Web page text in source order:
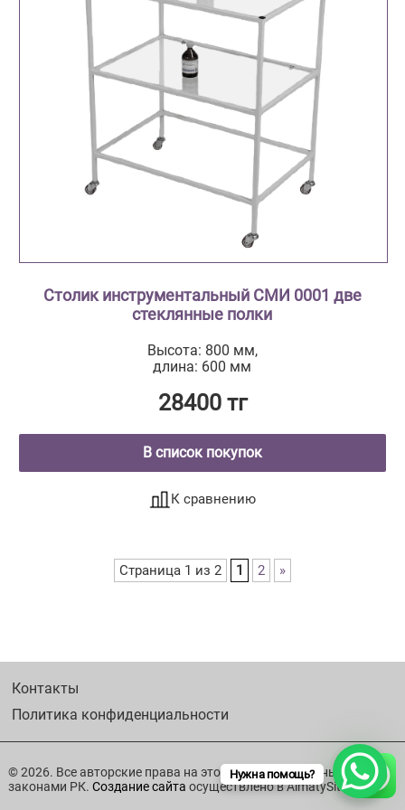
Столик инструментальный СМИ 0001 две
стеклянные полки
Высота: 800 мм,
длина: 600 мм
28400 тг
В список покупок
К сравнению
Страница 1 из 2 1 2 »
Контакты
Политика конфиденциальности
© 2026. Все авторские права на этот ресурс защищены
законами РК. Создание сайта осуществлено в AlmatySite.kz
Нужна помощь?